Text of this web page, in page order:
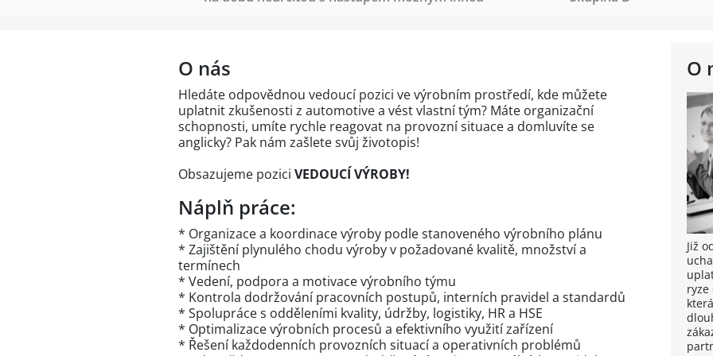
O
Již
O nás
Hledáte odpovědnou vedoucí pozici ve výrobním prostředí, kde můžete
uplatnit zkušenosti z automotive a vést vlastní tým? Máte organizační
schopnosti, umíte rychle reagovat na provozní situace a domluvíte se
anglicky? Pak nám zašlete svůj životopis!
Obsazujeme pozici VEDOUCÍ VÝROBY!
Náplň práce:
* Organizace a koordinace výroby podle stanoveného výrobního plánu
* Zajištění plynulého chodu výroby v požadované kvalitě, množství a
termínech
* Vedení, podpora a motivace výrobního týmu
* Kontrola dodržování pracovních postupů, interních pravidel a standardů
* Spolupráce s odděleními kvality, údržby, logistiky, HR a HSE
* Optimalizace výrobních procesů a efektivního využití zařízení
* Řešení každodenních provozních situací a operativních problémů